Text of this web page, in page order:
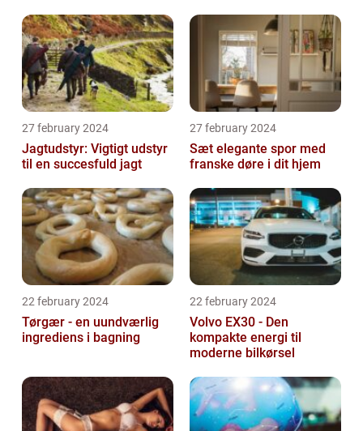
27 february 2024
Jagtudstyr: Vigtigt udstyr
til en succesfuld jagt
27 february 2024
Sæt elegante spor med
franske døre i dit hjem
22 february 2024
Tørgær - en uundværlig
ingrediens i bagning
22 february 2024
Volvo EX30 - Den
kompakte energi til
moderne bilkørsel